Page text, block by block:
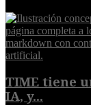
TIME tiene
IA, y...